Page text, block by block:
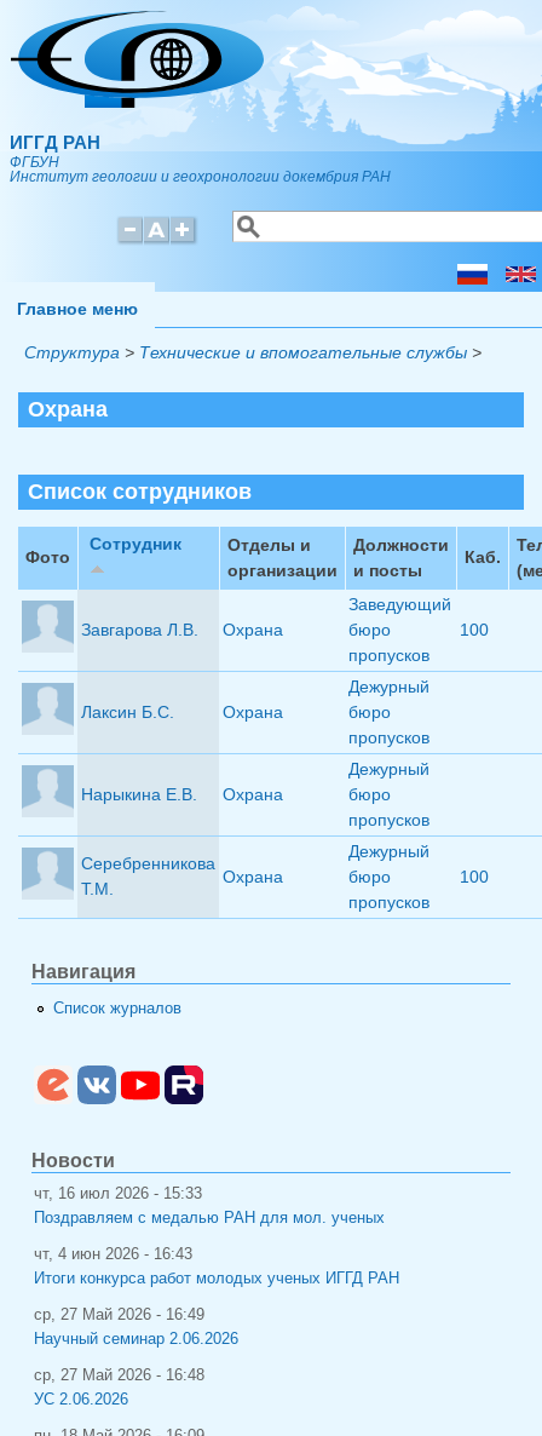
Перейти к основному содержанию
ИГГД РАН
ФГБУН
Институт геологии и геохронологии докембрия РАН
Форма поиска
Поиск
Главное меню
Структура > Технические и впомогательные службы >
Охрана
Список сотрудников
Фото
Сотрудник
Отделы и
организации
Должности
и посты
Каб.
Завгарова Л.В. Охрана
Заведующий
бюро
пропусков
100
Лаксин Б.С. Охрана
Дежурный
бюро
пропусков
Нарыкина Е.В. Охрана
Дежурный
бюро
пропусков
Серебренникова
Т.М.
Охрана
Дежурный
бюро
пропусков
100
Навигация
Список журналов
Новости
чт, 16 июл 2026 - 15:33
Поздравляем с медалью РАН для мол. ученых
чт, 4 июн 2026 - 16:43
Итоги конкурса работ молодых ученых ИГГД РАН
ср, 27 Май 2026 - 16:49
Научный семинар 2.06.2026
ср, 27 Май 2026 - 16:48
УС 2.06.2026